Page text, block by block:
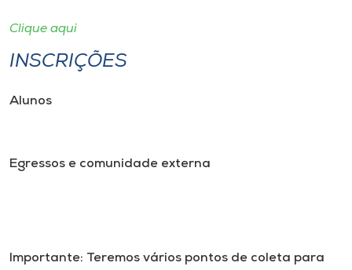
Clique aqui
INSCRIÇÕES
Alunos
Egressos e comunidade externa
Importante: Teremos vários pontos de coleta para